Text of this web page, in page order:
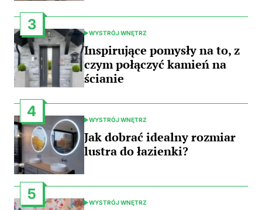
3
POSTED
IN
WYSTRÓJ WNĘTRZ
Inspirujące pomysły na to, z
czym połączyć kamień na
ścianie
4
POSTED
IN
WYSTRÓJ WNĘTRZ
Jak dobrać idealny rozmiar
lustra do łazienki?
5
POSTED
WYSTRÓJ WNĘTRZ